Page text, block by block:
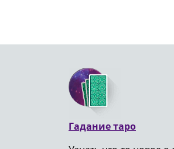
Гадание таро